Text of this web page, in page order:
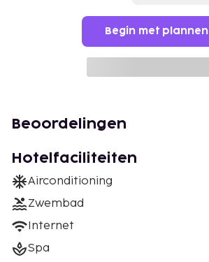
Begin met plannen
Beoordelingen
Hotelfaciliteiten
Airconditioning
Zwembad
Internet
Spa